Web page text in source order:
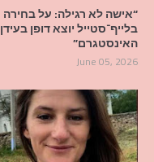
“אישה לא רגילה: על בחירה
בלייף־סטייל יוצא דופן בעידן
האינסטגרם”
June 05, 2026